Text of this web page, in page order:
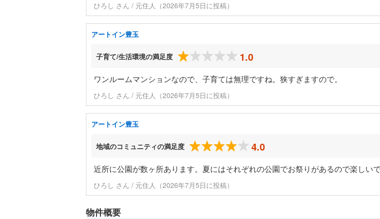
ひろし さん / 元住人（2026年7月5日に投稿）
アートイン豊玉
子育て/生活環境の満足度 1.0
ワンルームマンションなので、子育ては無理ですね。狭すぎますので。
ひろし さん / 元住人（2026年7月5日に投稿）
アートイン豊玉
地域のコミュニティの満足度 4.0
近所に公園が数ヶ所あります。夏にはそれぞれの公園でお祭りがあるので楽しいで
ひろし さん / 元住人（2026年7月5日に投稿）
物件概要